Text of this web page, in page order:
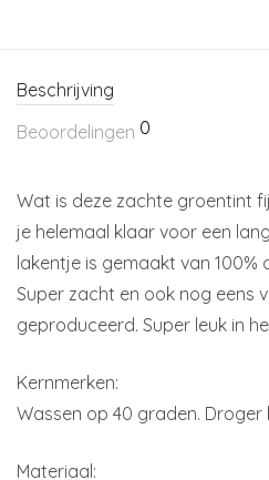
Beschrijving
Beoordelingen 0
Wat is deze zachte groentint
je helemaal klaar voor een
lakentje is gemaakt van
Super zacht en ook nog eens
geproduceerd. Super leuk in
Kernmerken:
Wassen op 40 graden. Droger
Materiaal: